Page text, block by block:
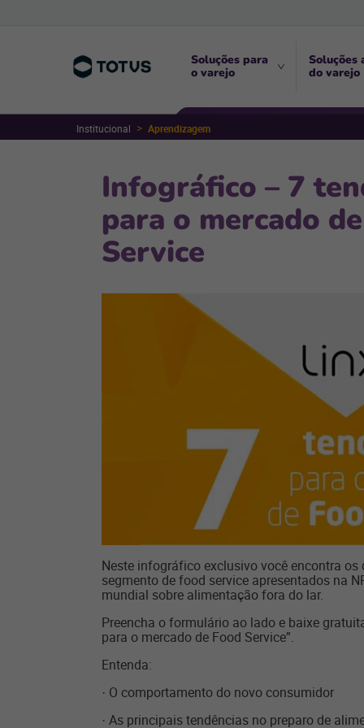
Soluções para
o varejo
Soluções
do varejo
Institucional Aprendizagem
Infográfico – 7
para o mercado
Service
Neste infográfico exclusivo você encontra os
segmento de food service apresentados na
mundial sobre alimentação fora do lar.
Preencha o formulário ao lado e baixe
para o mercado de Food Service”.
Entenda:
· O comportamento do novo consumidor
· As principais tendências no preparo de